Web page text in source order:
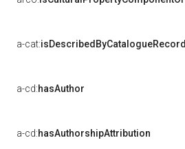
a-cat:isDescribedByCatalogueRecord
a-cd:hasAuthor
a-cd:hasAuthorshipAttribution